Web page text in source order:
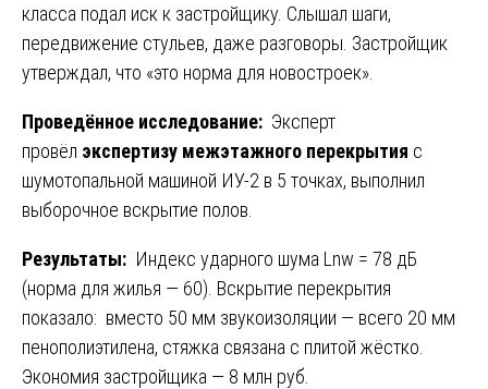
класса подал иск к застройщику. Слышал шаги,
передвижение стульев, даже разговоры. Застройщик
утверждал, что «это норма для новостроек».
Проведённое исследование: Эксперт
провёл экспертизу межэтажного перекрытия с
шумотопальной машиной ИУ-2 в 5 точках, выполнил
выборочное вскрытие полов.
Результаты: Индекс ударного шума Lnw = 78 дБ
(норма для жилья — 60). Вскрытие перекрытия
показало: вместо 50 мм звукоизоляции — всего 20 мм
пенополиэтилена, стяжка связана с плитой жёстко.
Экономия застройщика — 8 млн руб.